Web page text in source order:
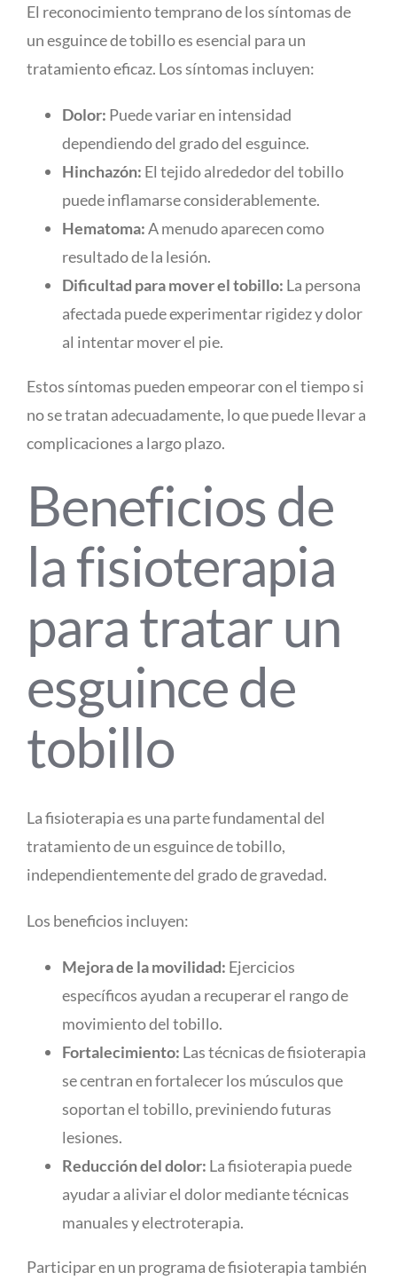
El reconocimiento temprano de los síntomas de
un esguince de tobillo es esencial para un
tratamiento eficaz. Los síntomas incluyen:
Dolor: Puede variar en intensidad
dependiendo del grado del esguince.
Hinchazón: El tejido alrededor del tobillo
puede inflamarse considerablemente.
Hematoma:A menudo aparecen como
resultado de la lesión.
Dificultad para mover el tobillo: La persona
afectada puede experimentar rigidez y dolor
al intentar mover el pie.
Estos síntomas pueden empeorar con el tiempo si
no se tratan adecuadamente, lo que puede llevar a
complicaciones a largo plazo.
Beneficios de
la fisioterapia
para tratar un
esguince de
tobillo
La fisioterapia es una parte fundamental del
tratamiento de un esguince de tobillo,
independientemente del grado de gravedad.
Los beneficios incluyen:
Mejora de la movilidad: Ejercicios
específicos ayudan a recuperar el rango de
movimiento del tobillo.
Fortalecimiento: Las técnicas de fisioterapia
se centran en fortalecer los músculos que
soportan el tobillo, previniendo futuras
lesiones.
Reducción del dolor: La fisioterapia puede
ayudar a aliviar el dolor mediante técnicas
manuales y electroterapia.
Participar en un programa de fisioterapia también